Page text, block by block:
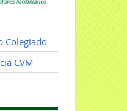
Colegiado
CVM